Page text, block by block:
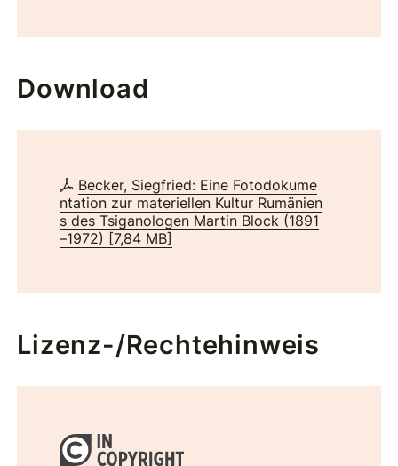
Download
Becker, Siegfried: Eine Fotodokume
ntation zur materiellen Kultur Rumänien
s des Tsiganologen Martin Block (1891
–1972) [7,84 MB]
Lizenz-/Rechtehinweis